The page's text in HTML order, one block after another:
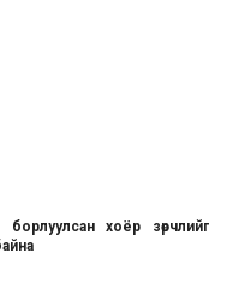
хоёр зөрчлийг